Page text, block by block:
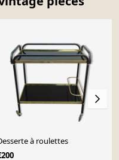
à roulettes